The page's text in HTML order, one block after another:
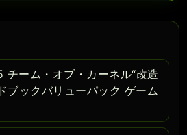
チーム・オブ・カーネル“改造
ブックバリューパック ゲーム